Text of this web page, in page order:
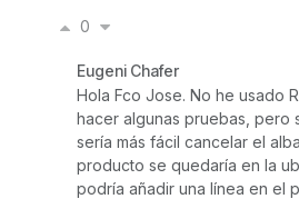
0
Eugeni Chafer
Hola Fco Jose. No he usado
hacer algunas pruebas, pero
sería más fácil cancelar el
producto se quedaría en la
podría añadir una línea en el